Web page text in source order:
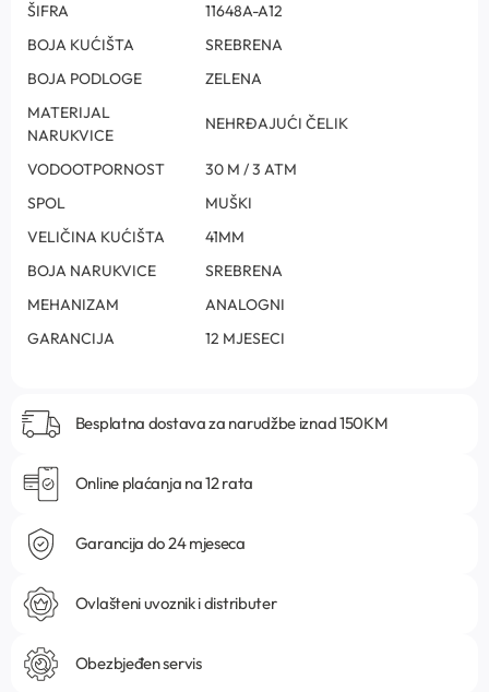
ŠIFRA
11648A-A12
BOJA KUĆIŠTA
SREBRENA
BOJA PODLOGE
ZELENA
MATERIJAL
NARUKVICE
NEHRĐAJUĆI ČELIK
VODOOTPORNOST
30 M / 3 ATM
SPOL
MUŠKI
VELIČINA KUĆIŠTA
41MM
BOJA NARUKVICE
SREBRENA
MEHANIZAM
ANALOGNI
GARANCIJA
12 MJESECI
Besplatna dostava za narudžbe iznad 150KM
Online plaćanja na 12 rata
Garancija do 24 mjeseca
Ovlašteni uvoznik i distributer
Obezbjeđen servis